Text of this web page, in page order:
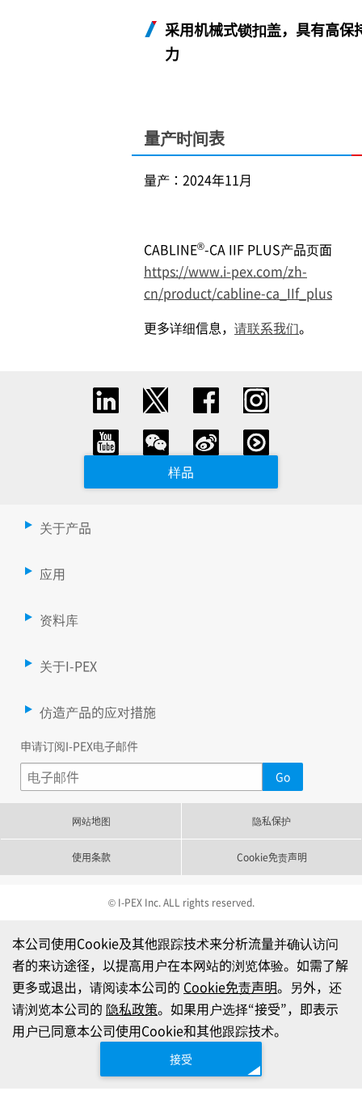
采用机械式锁扣盖，具有高保
力
量产时间表
量产：2024年11月
CABLINE®-CA IIF PLUS产品页面
https://www.i-pex.com/zh-
cn/product/cabline-ca_IIf_plus
更多详细信息， 请联系我们。
样品
关于产品
应用
资料库
关于I-PEX
仿造产品的应对措施
申请订阅I-PEX电子邮件
网站地图 隐私保护
使用条款 Cookie免责声明
© I-PEX Inc. ALL rights reserved.
本公司使用Cookie及其他跟踪技术来分析流量并确认访问
者的来访途径，以提高用户在本网站的浏览体验。如需了解
更多或退出，请阅读本公司的 Cookie免责声明。另外，还
请浏览本公司的 隐私政策。如果用户选择“接受”，即表示
用户已同意本公司使用Cookie和其他跟踪技术。
接受